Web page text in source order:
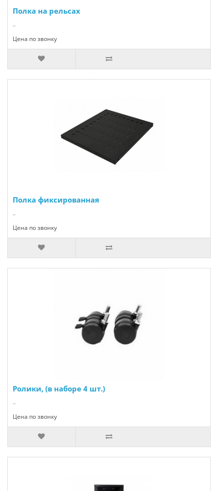
Полка на рельсах
..
Цена по звонку
Полка фиксированная
..
Цена по звонку
Ролики, (в наборе 4 шт.)
..
Цена по звонку